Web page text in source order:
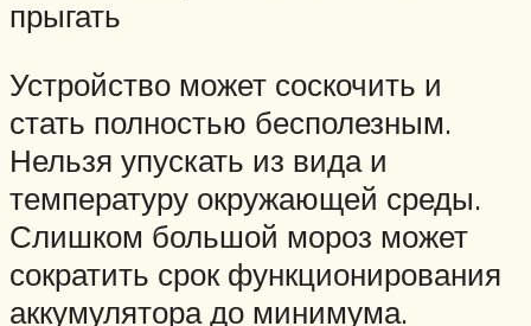
прыгать
Устройство может соскочить и
стать полностью бесполезным.
Нельзя упускать из вида и
температуру окружающей среды.
Слишком большой мороз может
сократить срок функционирования
аккумулятора до минимума.